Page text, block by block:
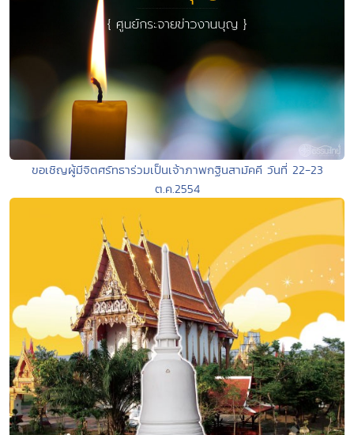
ขอเชิญผู้มีจิตศรัทธาร่วมเป็นเจ้าภาพกฐินสามัคคี วันที่ 22-23
ต.ค.2554